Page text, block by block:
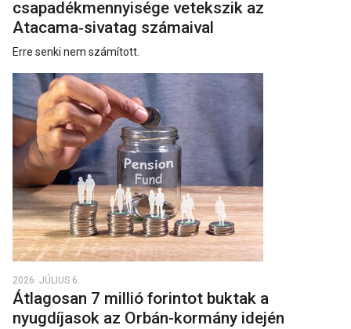
csapadékmennyisége vetekszik az
Atacama‑sivatag számaival
Erre senki nem számított.
2026. JÚLIUS 6.
Átlagosan 7 millió forintot buktak a
nyugdíjasok az Orbán-kormány idején